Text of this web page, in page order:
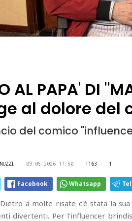
AL PAPA' DI
al dolore del
del comico
09.05.2026 17:50 1163 1
Facebook Whatsapp
Dietro a molte risate c'è stata la
divertenti. Per l'influencer